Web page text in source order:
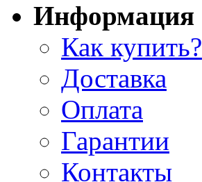
Информация
Как купить?
Доставка
Оплата
Гарантии
Контакты